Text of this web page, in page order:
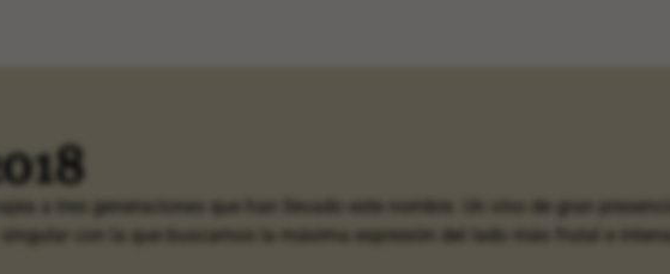
a tres generaciones que han llevado este nombre. Un vino de gran
con la que buscamos la máxima expresión del lado más frutal e